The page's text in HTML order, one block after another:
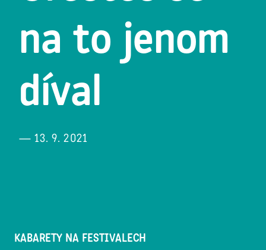
na to jenom
díval
— 13. 9. 2021
KABARETY NA FESTIVALECH